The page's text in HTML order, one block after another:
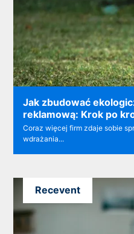
Jak zbudować
reklamową: Krok po
Coraz więcej firm zdaje sobie
wdrażania...
Recevent